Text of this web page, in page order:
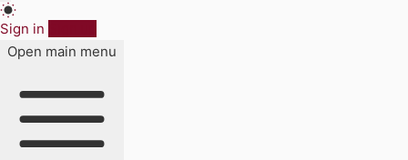
Sign in
Open main menu